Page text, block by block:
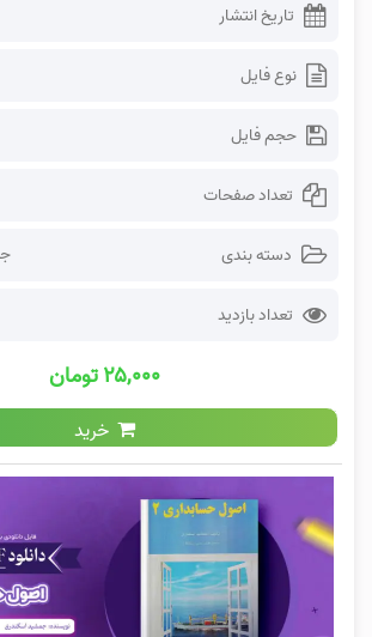
تاریخ انتشار
نوع فایل
حجم فایل
تعداد صفحات
دسته بندی
تعداد بازدید
۲۵,۰۰۰ تومان
خرید